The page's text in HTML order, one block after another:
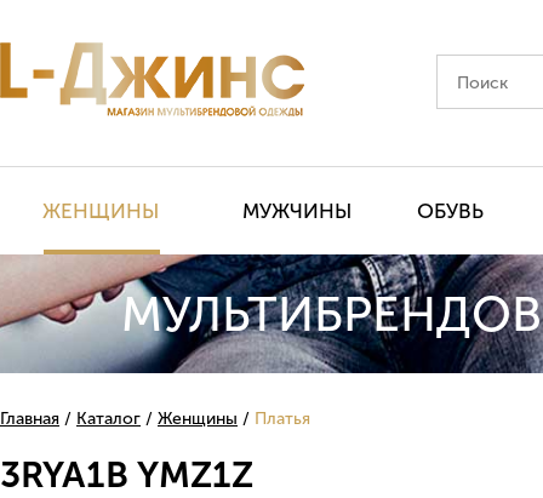
ЖЕНЩИНЫ МУЖЧИНЫ ОБУВЬ
Главная Каталог Женщины Платья
3RYA1B YMZ1Z